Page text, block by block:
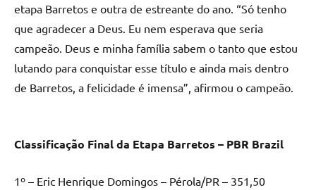
etapa Barretos e outra de estreante do ano. “Só tenho
que agradecer a Deus. Eu nem esperava que seria
campeão. Deus e minha família sabem o tanto que estou
lutando para conquistar esse título e ainda mais dentro
de Barretos, a felicidade é imensa”, afirmou o campeão.
Classificação Final da Etapa Barretos – PBR Brazil
1º – Eric Henrique Domingos – Pérola/PR – 351,50